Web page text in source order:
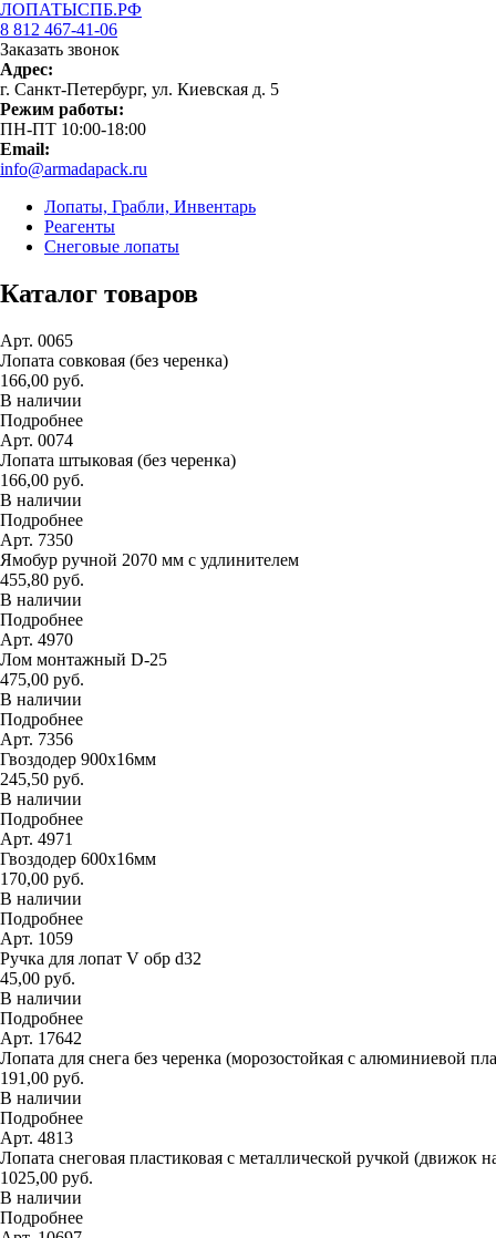
ЛОПАТЫСПБ.РФ
8 812 467-41-06
Заказать звонок
Адрес:
г. Санкт-Петербург, ул. Киевская д. 5
Режим работы:
ПН-ПТ 10:00-18:00
Email:
info@armadapack.ru
Лопаты, Грабли, Инвентарь
Реагенты
Снеговые лопаты
Каталог товаров
Арт. 0065
Лопата совковая (без черенка)
166,00 руб.
В наличии
Подробнее
Арт. 0074
Лопата штыковая (без черенка)
166,00 руб.
В наличии
Подробнее
Арт. 7350
Ямобур ручной 2070 мм с удлинителем
455,80 руб.
В наличии
Подробнее
Арт. 4970
Лом монтажный D-25
475,00 руб.
В наличии
Подробнее
Арт. 7356
Гвоздодер 900х16мм
245,50 руб.
В наличии
Подробнее
Арт. 4971
Гвоздодер 600х16мм
170,00 руб.
В наличии
Подробнее
Арт. 1059
Ручка для лопат V обр d32
45,00 руб.
В наличии
Подробнее
Арт. 17642
Лопата для снега без черенка (морозостойкая с алюминиевой
191,00 руб.
В наличии
Подробнее
Арт. 4813
Лопата снеговая пластиковая с металлической ручкой (движок
1025,00 руб.
В наличии
Подробнее